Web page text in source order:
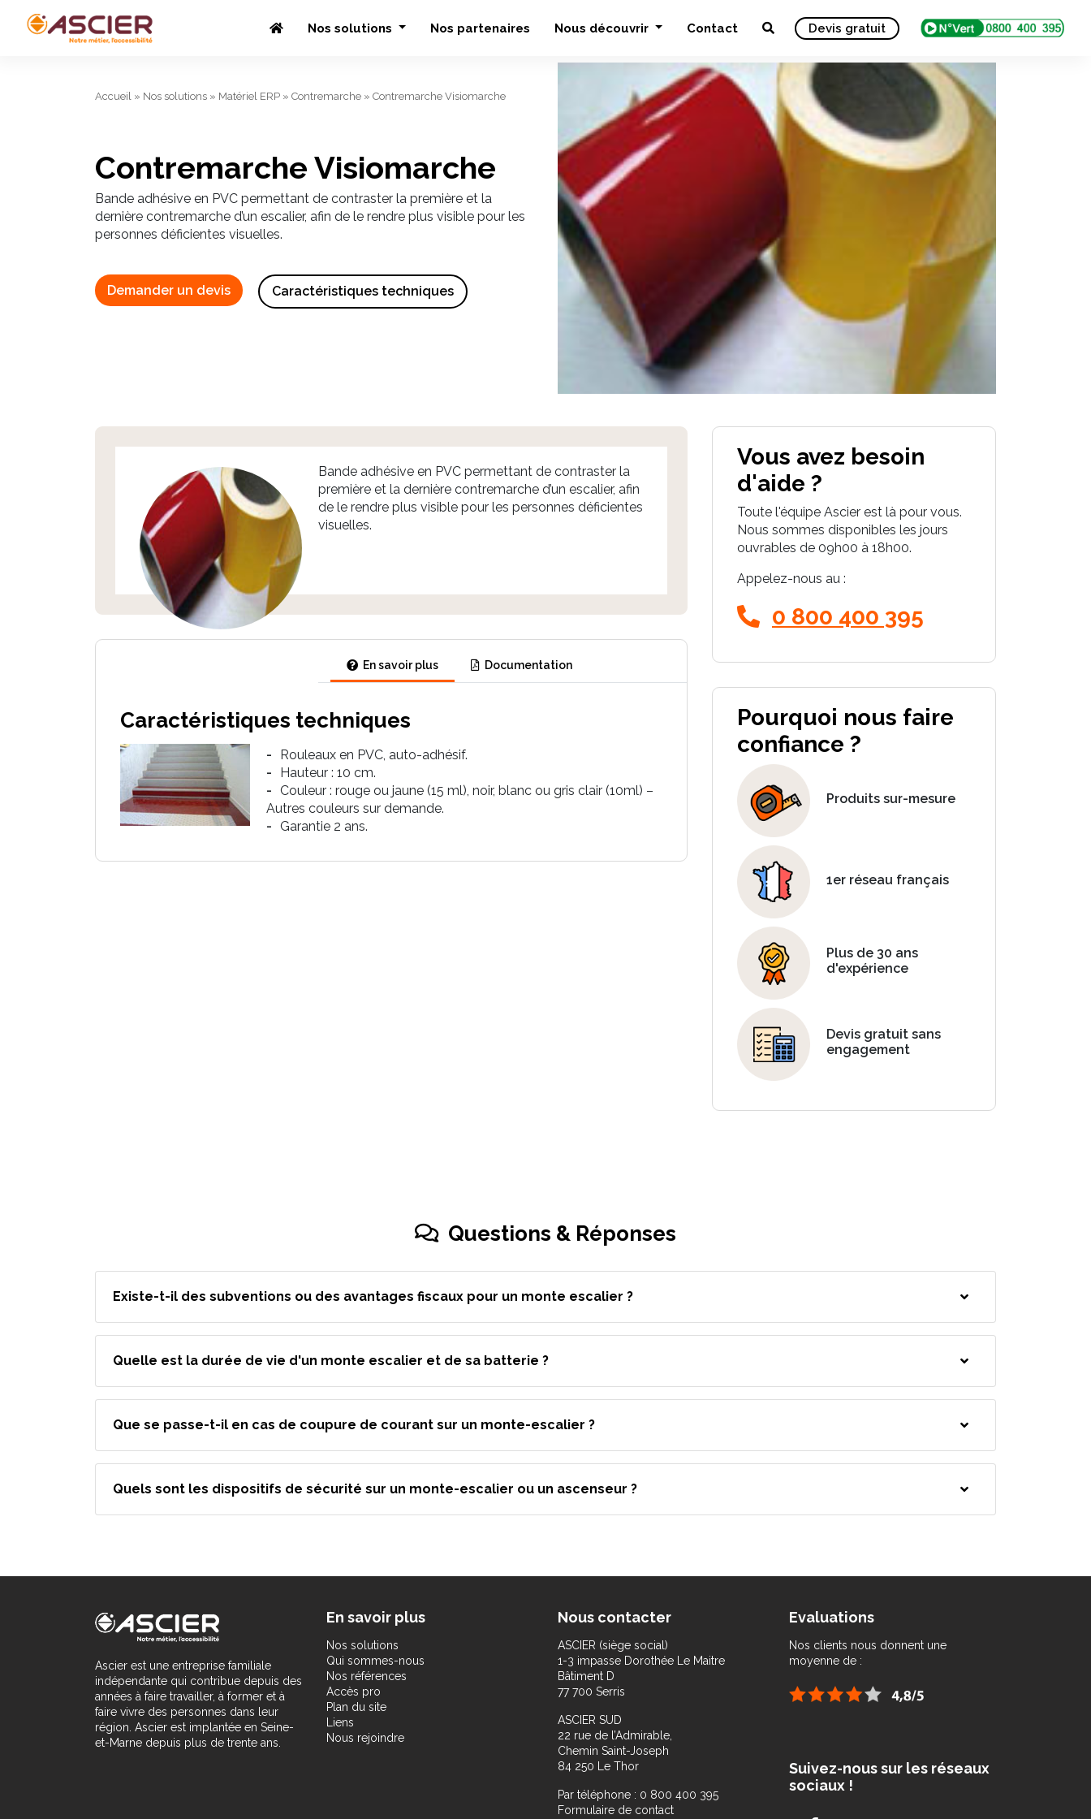
Nos solutions Nos partenaires Nous découvrir Contact Devis gratuit
Accueil » Nos solutions » Matériel ERP » Contremarche » Contremarche Visiomarche
Contremarche Visiomarche
Bande adhésive en PVC permettant de contraster la première et la
dernière contremarche d’un escalier, afin de le rendre plus visible pour les
personnes déficientes visuelles.
Demander un devis Caractéristiques techniques
Bande adhésive en PVC permettant de contraster la
première et la dernière contremarche d’un escalier, afin
de le rendre plus visible pour les personnes déficientes
visuelles.
En savoir plus Documentation
Caractéristiques techniques
Rouleaux en PVC, auto-adhésif.
Hauteur : 10 cm.
Couleur : rouge ou jaune (15 ml), noir, blanc ou gris clair (10ml) –
Autres couleurs sur demande.
Garantie 2 ans.
Vous avez besoin
d'aide ?
Toute l'équipe Ascier est là pour vous.
Nous sommes disponibles les jours
ouvrables de 09h00 à 18h00.
Appelez-nous au :
0 800 400 395
Pourquoi nous faire
confiance ?
Produits sur-mesure
1er réseau français
Plus de 30 ans
d'expérience
Devis gratuit sans
engagement
Questions & Réponses
Existe-t-il des subventions ou des avantages fiscaux pour un monte escalier ?
Quelle est la durée de vie d'un monte escalier et de sa batterie ?
Que se passe-t-il en cas de coupure de courant sur un monte-escalier ?
Quels sont les dispositifs de sécurité sur un monte-escalier ou un ascenseur ?
Ascier est une entreprise familiale
indépendante qui contribue depuis des
années à faire travailler, à former et à
faire vivre des personnes dans leur
région. Ascier est implantée en Seine-
et-Marne depuis plus de trente ans.
En savoir plus
Nos solutions
Qui sommes-nous
Nos références
Accès pro
Plan du site
Liens
Nous rejoindre
Nous contacter
ASCIER (siège social)
1-3 impasse Dorothée Le Maitre
Bâtiment D
77 700 Serris
ASCIER SUD
22 rue de l’Admirable,
Chemin Saint-Joseph
84 250 Le Thor
Par téléphone : 0 800 400 395
Formulaire de contact
Evaluations
Nos clients nous donnent une
moyenne de :
Suivez-nous sur les réseaux
sociaux !